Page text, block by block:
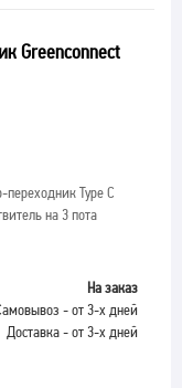
Greenconnect
Type C
на 3 пота
На заказ
- от 3-х дней
Доставка - от 3-х дней